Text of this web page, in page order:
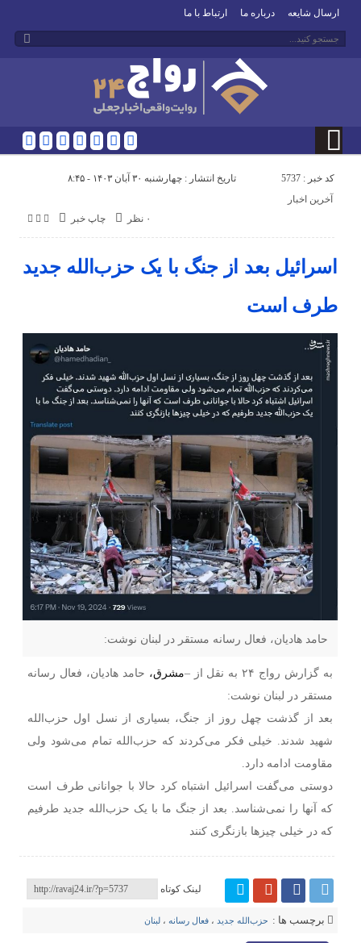
ارسال شایعه درباره ما ارتباط با ما
کد خبر : 5737 تاریخ انتشار : چهارشنبه ۳۰ آبان ۱۴۰۳ - ۸:۴۵
چاپ خبر ۰ نظر
آخرین اخبار
اسرائیل بعد از جنگ با یک حزب‌الله جدید
طرف است
حامد هادیان، فعال رسانه مستقر در لبنان نوشت:
به گزارش رواج ۲۴ به نقل از – مشرق، حامد هادیان، فعال رسانه
مستقر در لبنان نوشت:
بعد از گذشت چهل روز از جنگ، بسیاری از نسل اول حزب‌الله
شهید شدند. خیلی فکر می‌کردند که حزب‌الله تمام می‌شود ولی
مقاومت ادامه دارد.
دوستی می‌گفت اسرائیل اشتباه کرد حالا با جوانانی طرف است
که آنها را نمی‌شناسد. بعد از جنگ ما با یک حزب‌الله جدید طرفیم
که در خیلی چیزها بازنگری کنند
لینک کوتاه
برچسب ها : حزب‌الله جدید ،فعال رسانه ،لبنان